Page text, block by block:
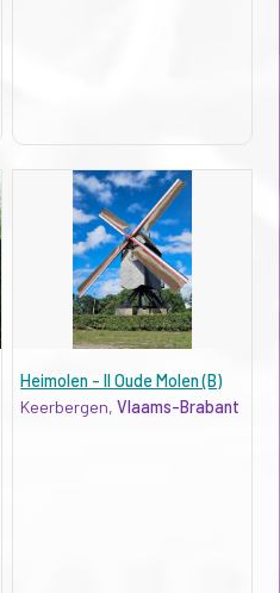
Heimolen - II Oude Molen (B)
Keerbergen,Vlaams-Brabant